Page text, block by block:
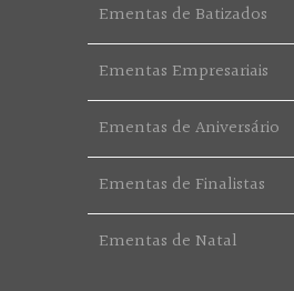
Ementas de Batizados
Ementas Empresariais
Ementas de Aniversário
Ementas de Finalistas
Ementas de Natal